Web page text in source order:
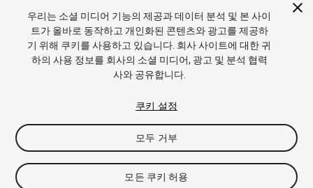
Copyright © 2022 Unity Technologies. Publication 2022.1
및 이용약관
개인정보처리방침
내 개인정보 판
매 금지
쿠키 기본 설정
우리는 소셜 미디어 기능의 제공과 데이터 분석 및 본 사이
트가 올바로 동작하고 개인화된 콘텐츠와 광고를 제공하
기 위해 쿠키를 사용하고 있습니다. 회사 사이트에 대한 귀
하의 사용 정보를 회사의 소셜 미디어, 광고 및 분석 협력
사와 공유합니다.
쿠키 설정
모두 거부
모든 쿠키 허용